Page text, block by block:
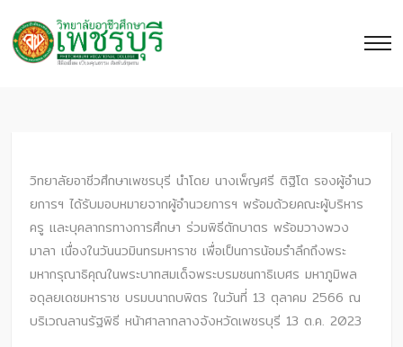
วิทยาลัยอาชีวศึกษาเพชรบุรี นำโดย นางเพ็ญศรี ติฐิโต รองผู้อำนว
ยการฯ ได้รับมอบหมายจากผู้อำนวยการฯ พร้อมด้วยคณะผู้บริหาร
ครู และบุคลากรทางการศึกษา ร่วมพิธีตักบาตร พร้อมวางพวง
มาลา เนื่องในวันนวมินทรมหาราช เพื่อเป็นการน้อมรำลึกถึงพระ
มหากรุณาธิคุณในพระบาทสมเด็จพระบรมชนกาธิเบศร มหาภูมิพล
อดุลยเดชมหาราช บรมบนาถบพิตร ในวันที่ 13 ตุลาคม 2566 ณ
บริเวณลานรัฐพิธี หน้าศาลากลางจังหวัดเพชรบุรี 13 ต.ค. 2023